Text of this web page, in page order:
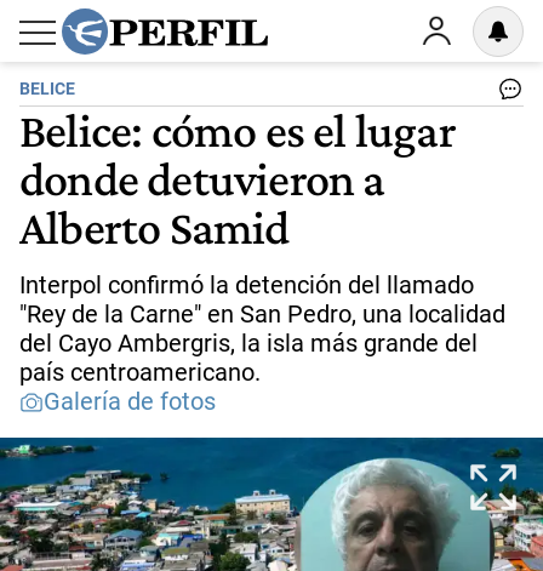
BELICE
Belice: cómo es el lugar
donde detuvieron a
Alberto Samid
Interpol confirmó la detención del llamado
"Rey de la Carne" en San Pedro, una localidad
del Cayo Ambergris, la isla más grande del
país centroamericano.
Galería de fotos